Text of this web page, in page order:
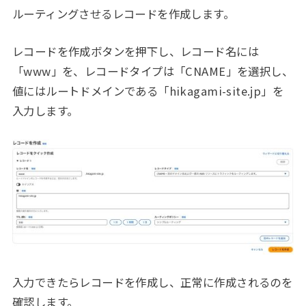
ルーティングさせるレコードを作成します。
レコードを作成ボタンを押下し、レコード名には
「www」を、レコードタイプは「CNAME」を選択し、
値にはルートドメインである「hikagami-site.jp」を
入力します。
入力できたらレコードを作成し、正常に作成されるのを
確認します。